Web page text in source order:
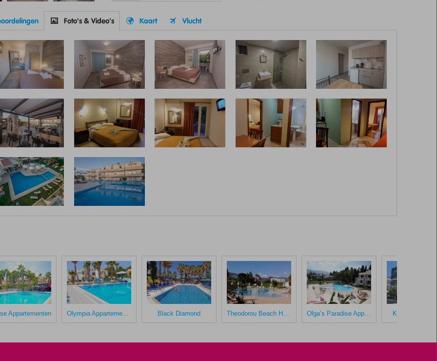
Foto's & Video's Kaart Vlucht
Appartementen Olympia Appartementen Black Diamond Theodorou Beach Hotel Olga’s Paradise Appartementen Kos City